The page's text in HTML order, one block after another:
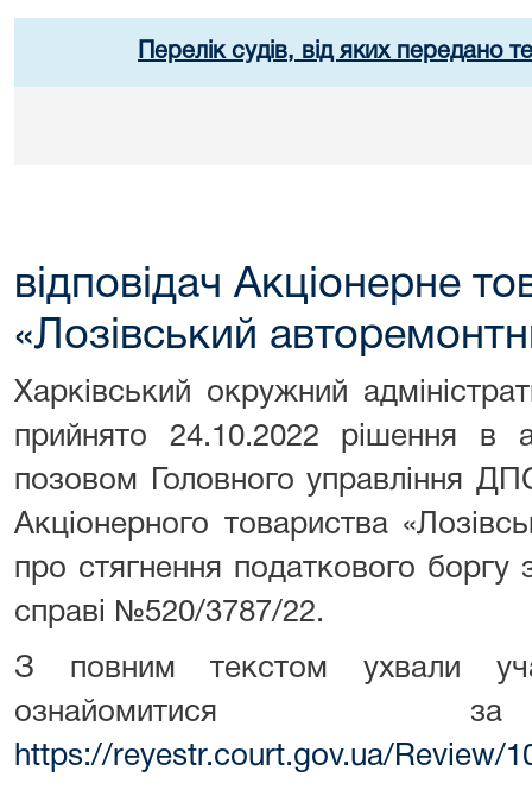
Перелік судів, від яких передано
відповідач Акціонерне
«Лозівський
Харківський окружний
прийнято 24.10.2022 рішення в
позовом Головного управління
Акціонерного товариства
про стягнення податкового боргу
справі №520/3787/22.
З повним текстом ухвали
ознайомитися
https://reyestr.court.gov.ua/Review/